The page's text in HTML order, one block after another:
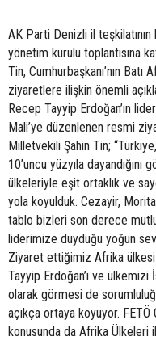
AK Parti Denizli il
yönetim kurulu toplantısına
Tin, Cumhurbaşkanı’nın
ziyaretlere ilişkin önemli
Recep Tayyip Erdoğan’ın
Mali’ye düzenlenen resmi
Milletvekili Şahin Tin;
10’uncu yüzyıla
ülkeleriyle eşit ortaklık ve
yola koyulduk. Cezayir,
tablo bizleri son derece
liderimize duyduğu yoğun
Ziyaret ettiğimiz Afrika ülkesi
Tayyip Erdoğan’ı ve ülkemizi
olarak görmesi de
açıkça ortaya koyuyor. FETÖ
konusunda da Afrika Ülkeleri